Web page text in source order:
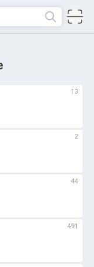
13
2
44
491